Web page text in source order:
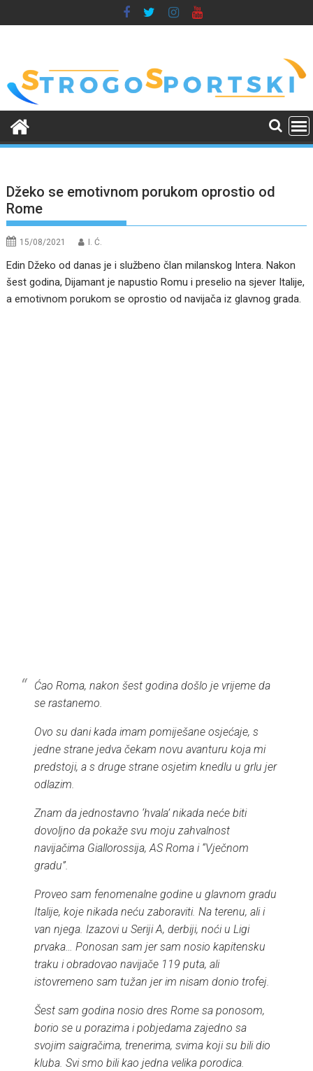
to
Džeko se emotivnom porukom oprostio od
Rome
15/08/2021 I. Ć.
Edin Džeko od danas je i službeno član milanskog Intera. Nakon
šest godina, Dijamant je napustio Romu i preselio na sjever Italije,
a emotivnom porukom se oprostio od navijača iz glavnog grada.
Ćao Roma, nakon šest godina došlo je vrijeme da
se rastanemo.
Ovo su dani kada imam pomiješane osjećaje, s
jedne strane jedva čekam novu avanturu koja mi
predstoji, a s druge strane osjetim knedlu u grlu jer
odlazim.
Znam da jednostavno ‘hvala’ nikada neće biti
dovoljno da pokaže svu moju zahvalnost
navijačima Giallorossija, AS Roma i “Vječnom
gradu”.
Proveo sam fenomenalne godine u glavnom gradu
Italije, koje nikada neću zaboraviti. Na terenu, ali i
van njega. Izazovi u Seriji A, derbiji, noći u Ligi
prvaka… Ponosan sam jer sam nosio kapitensku
traku i obradovao navijače 119 puta, ali
istovremeno sam tužan jer im nisam donio trofej.
Šest sam godina nosio dres Rome sa ponosom,
borio se u porazima i pobjedama zajedno sa
svojim saigračima, trenerima, svima koji su bili dio
kluba. Svi smo bili kao jedna velika porodica.